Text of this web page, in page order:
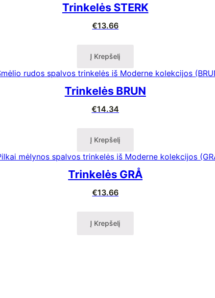
Trinkelės STERK
€13.66
Į Krepšelį
Trinkelės BRUN
€14.34
Į Krepšelį
Trinkelės GRÅ
€13.66
Į Krepšelį